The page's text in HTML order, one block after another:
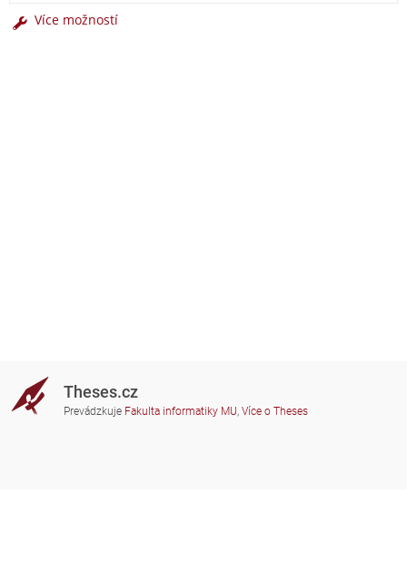
Více možností
Theses.cz
Prevádzkuje Fakulta informatiky MU, Více o Theses